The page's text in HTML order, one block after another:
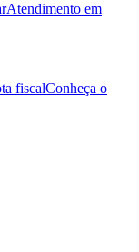
Atendimento em
fiscalConheça o